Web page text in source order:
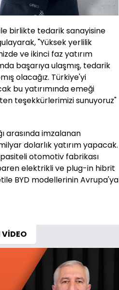
ile birlikte tedarik sanayisine
"Yüksek yerlilik
ve ikinci faz yatırım
başarıya ulaşmış, tedarik
olacağız. Türkiye'yi
bu yatırımında emeği
teşekkürlerimizi sunuyoruz"
arasında imzalanan
dolarlık yatırım yapacak.
otomotiv fabrikası
elektrikli ve plug-in hibrit
BYD modellerinin Avrupa'ya
VİDEO